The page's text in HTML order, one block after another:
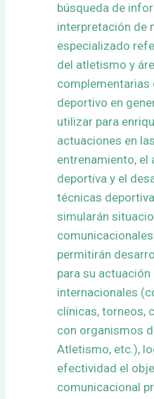
búsqueda de
interpretación de
especializado
del atletismo y
complementarias
deportivo en
utilizar para
actuaciones en
entrenamiento, el
deportiva y el
técnicas
simularán
permitirán
para su
internacionales
clínicas, torneos,
con organismos
Atletismo, etc.),
efectividad el
comunicacional